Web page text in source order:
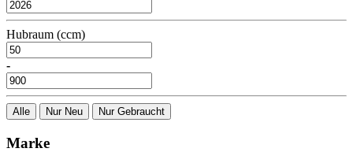
Hubraum (ccm)
-
Alle Nur Neu Nur Gebraucht
Marke